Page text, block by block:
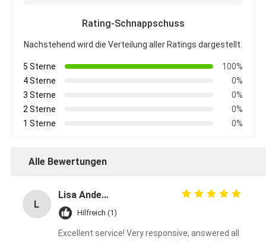
Rating-Schnappschuss
Nachstehend wird die Verteilung aller Ratings dargestellt.
5 Sterne
100%
4 Sterne
0%
3 Sterne
0%
2 Sterne
0%
1 Sterne
0%
Alle Bewertungen
L
Lisa Anderson
Hilfreich (1)
Excellent service! Very responsive, answered all